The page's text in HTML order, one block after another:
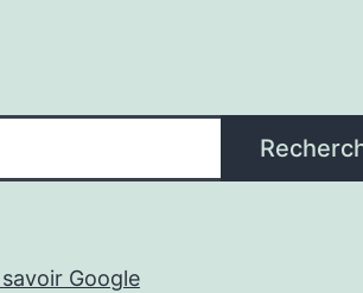
Google